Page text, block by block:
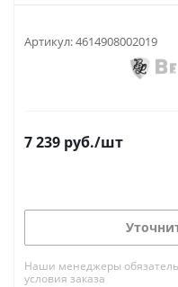
Артикул:4614908002019
7 239 руб./шт
Наши менеджеры
условия заказа